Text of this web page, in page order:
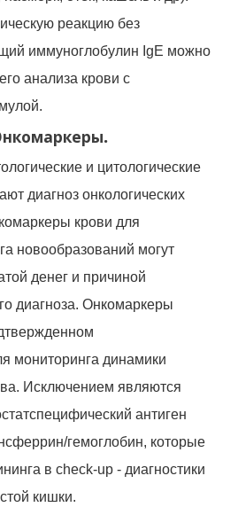
реакцию без
иммуноглобулин IgE можно
анализа крови с
.
и цитологические
диагноз онкологических
крови для
новообразований могут
денег и причиной
диагноза. Онкомаркеры
мониторинга динамики
Исключением являются
антиген
гемоглобин, которые
в check-up - диагностики
кишки.